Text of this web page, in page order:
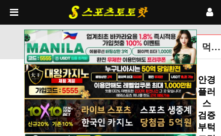
먹튀검증토토사이트 글보기
안경
플러
스
검증
부턱